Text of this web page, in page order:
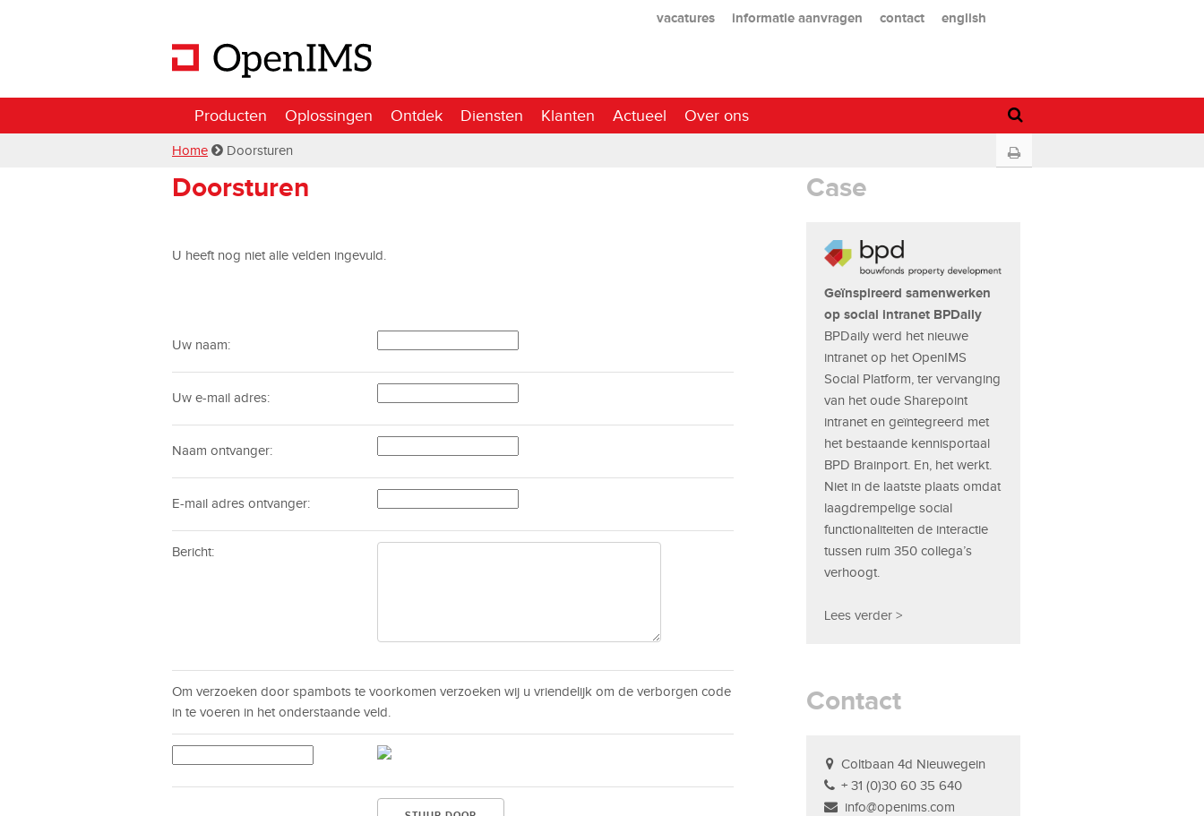
vacatures informatie aanvragen contact english
Producten Oplossingen Ontdek Diensten Klanten Actueel Over ons
Home Doorsturen
Doorsturen
U heeft nog niet alle velden ingevuld.
Uw naam:
Uw e-mail adres:
Naam ontvanger:
E-mail adres ontvanger:
Bericht:
Om verzoeken door spambots te voorkomen verzoeken wij u vriendelijk om de verborgen code
in te voeren in het onderstaande veld.
Case
Geïnspireerd samenwerken
op social intranet BPDaily
BPDaily werd het nieuwe
intranet op het OpenIMS
Social Platform, ter vervanging
van het oude Sharepoint
intranet en geïntegreerd met
het bestaande kennisportaal
BPD Brainport. En, het werkt.
Niet in de laatste plaats omdat
laagdrempelige social
functionaliteiten de interactie
tussen ruim 350 collega’s
verhoogt.
Lees verder >
Contact
Coltbaan 4d Nieuwegein
+ 31 (0)30 60 35 640
info@openims.com